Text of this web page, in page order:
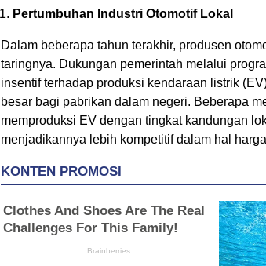
Pertumbuhan Industri Otomotif Lokal
Dalam beberapa tahun terakhir, produsen
taringnya. Dukungan pemerintah melalui
insentif terhadap produksi kendaraan listrik
besar bagi pabrikan dalam negeri. Beberapa
memproduksi EV dengan tingkat kandungan
menjadikannya lebih kompetitif dalam hal